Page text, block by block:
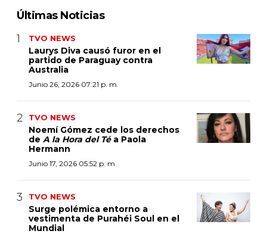
Últimas Noticias
TVO NEWS
Laurys Diva causó furor en el
partido de Paraguay contra
Australia
Junio 26, 2026 07:21 p. m.
TVO NEWS
Noemí Gómez cede los derechos
de A la Hora del Té a Paola
Hermann
Junio 17, 2026 05:52 p. m.
TVO NEWS
Surge polémica entorno a
vestimenta de Purahéi Soul en el
Mundial